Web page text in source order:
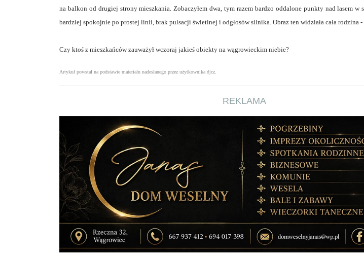
na balkon od drugiej strony mieszkania. Zobaczyłem dwa, tym razem bardzo oddalone punkty nad lasem w
bardziej spokojnie po prostej linii, brak pulsacji świetlnej i odgłosów silnika. Obraz ten widziała cała rodzina -
Czy ktoś z mieszkańców zauważył wczoraj jakieś obiekty na wągrowieckim niebie?
Artykuł powstał na podstawie materiału nadesłanego przez użytkownika djcz.
REKLAMA